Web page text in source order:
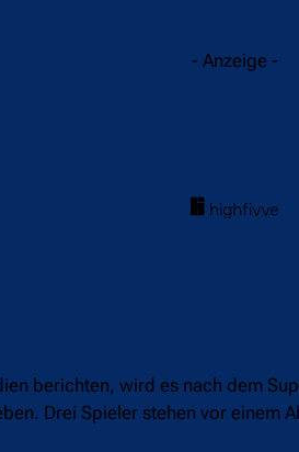
- Anzeige -
berichten, wird es nach dem
Drei Spieler stehen vor einem